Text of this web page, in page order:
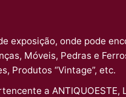
exposição, onde pode
Móveis, Pedras e
Produtos “Vintage”, etc.
a ANTIQUOESTE,